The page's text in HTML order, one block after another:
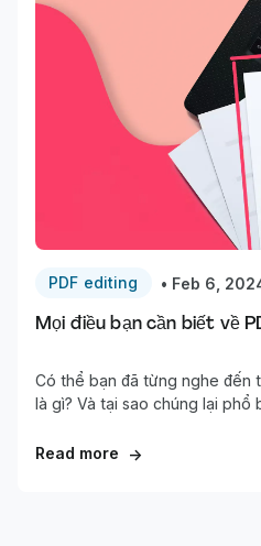
PDF editing • Feb 6,
Mọi điều bạn cần biết về
Có thể bạn đã từng nghe đến
là gì? Và tại sao chúng lại phổ
Read more →